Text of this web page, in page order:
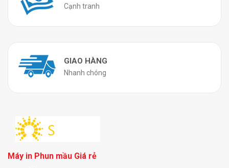
Cạnh tranh
GIAO HÀNG
Nhanh chóng
Máy in Phun mầu Giá rẻ